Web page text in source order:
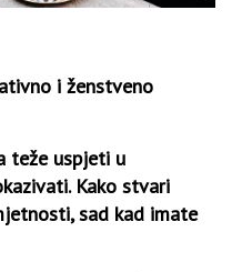
i ženstveno
teže uspjeti u
Kako stvari
sad kad imate